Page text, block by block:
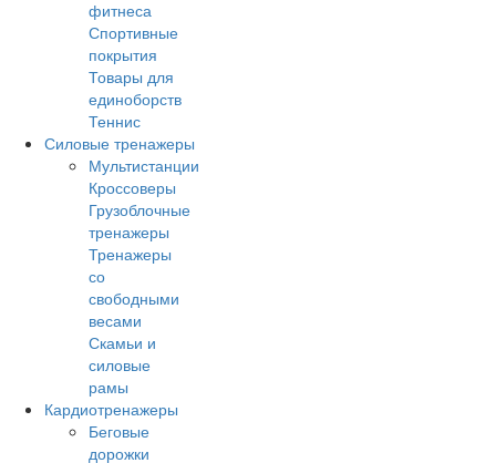
фитнеса
Спортивные
покрытия
Товары для
единоборств
Теннис
Силовые тренажеры
Мультистанции
Кроссоверы
Грузоблочные
тренажеры
Тренажеры
со
свободными
весами
Скамьи и
силовые
рамы
Кардиотренажеры
Беговые
дорожки